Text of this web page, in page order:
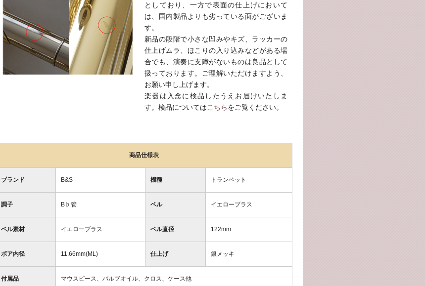
としており、一方で表面の仕上げにおいて
は、国内製品よりも劣っている面がございま
す。
新品の段階で小さな凹みやキズ、ラッカーの
仕上げムラ、ほこりの入り込みなどがある場
合でも、演奏に支障がないものは良品として
扱っております。ご理解いただけますよう、
お願い申し上げます。
楽器は入念に検品したうえお届けいたしま
す。検品についてはこちらをご覧ください。
商品仕様表
ブランド B&S 機種 トランペット
調子 B♭管 ベル イエローブラス
ベル素材 イエローブラス ベル直径 122mm
ボア内径 11.66mm(ML) 仕上げ 銀メッキ
付属品 マウスピース、バルブオイル、クロス、ケース他